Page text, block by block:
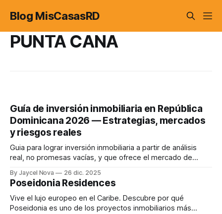
Blog MisCasasRD
PUNTA CANA
Guía de inversión inmobiliaria en República
Dominicana 2026 — Estrategias, mercados
y riesgos reales
Guia para lograr inversión inmobiliaria a partir de análisis
real, no promesas vacías, y que ofrece el mercado de
By Jaycel Nova 26 dic. 2025
Poseidonia Residences
Vive el lujo europeo en el Caribe. Descubre por qué
Poseidonia es uno de los proyectos inmobiliarios más